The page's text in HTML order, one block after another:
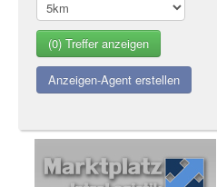
Anzeigen-Agent erstellen